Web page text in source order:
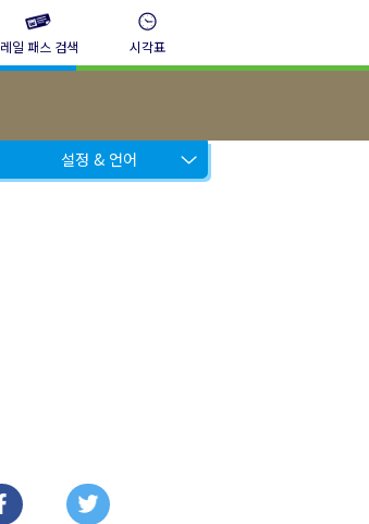
레일 패스 검색 시각표
설정 & 언어